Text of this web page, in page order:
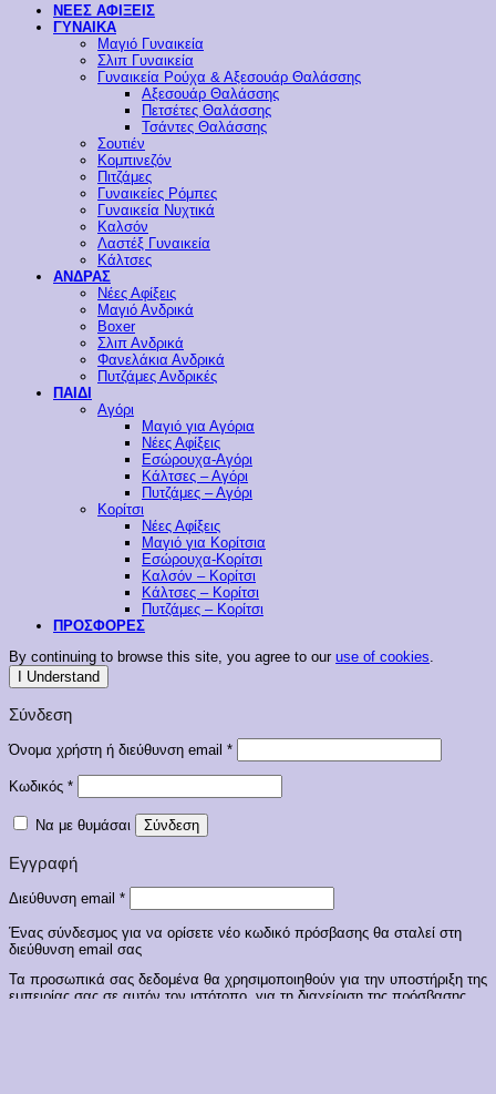
ΝΕΕΣ ΑΦΙΞΕΙΣ
ΓΥΝΑΙΚΑ
Μαγιό Γυναικεία
Σλιπ Γυναικεία
Γυναικεία Ρούχα & Αξεσουάρ Θαλάσσης
Αξεσουάρ Θαλάσσης
Πετσέτες Θαλάσσης
Τσάντες Θαλάσσης
Σουτιέν
Κομπινεζόν
Πιτζάμες
Γυναικείες Ρόμπες
Γυναικεία Νυχτικά
Καλσόν
Λαστέξ Γυναικεία
Κάλτσες
ΑΝΔΡΑΣ
Νέες Αφίξεις
Μαγιό Ανδρικά
Boxer
Σλιπ Ανδρικά
Φανελάκια Ανδρικά
Πυτζάμες Ανδρικές
ΠΑΙΔΙ
Αγόρι
Μαγιό για Αγόρια
Νέες Αφίξεις
Εσώρουχα-Αγόρι
Κάλτσες – Αγόρι
Πυτζάμες – Αγόρι
Κορίτσι
Νέες Αφίξεις
Μαγιό για Κορίτσια
Εσώρουχα-Κορίτσι
Καλσόν – Κορίτσι
Κάλτσες – Κορίτσι
Πυτζάμες – Κορίτσι
ΠΡΟΣΦΟΡΕΣ
By continuing to browse this site, you agree to our use of cookies
I Understand
Σύνδεση
Όνομα χρήστη ή διεύθυνση email *Απαιτείται
Κωδικός *Απαιτείται
Να με θυμάσαι Σύνδεση
Εγγραφή
Διεύθυνση email *Απαιτείται
Ένας σύνδεσμος για να ορίσετε νέο κωδικό πρόσβασης θα σταλεί στη
διεύθυνση email σας
Τα προσωπικά σας δεδομένα θα χρησιμοποιηθούν για την υποστήριξη της
εμπειρίας σας σε αυτόν τον ιστότοπο, για τη διαχείριση της πρόσβασης